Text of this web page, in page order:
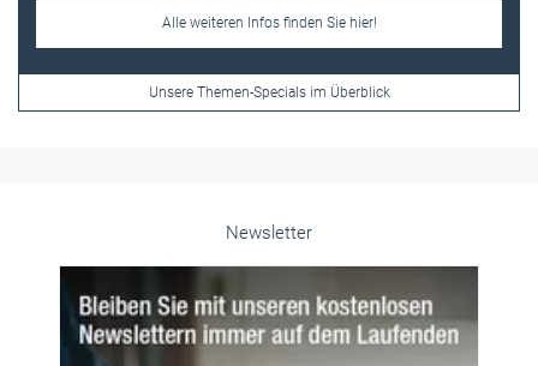
Alle weiteren Infos finden Sie hier!
Unsere Themen-Specials im Überblick
Newsletter